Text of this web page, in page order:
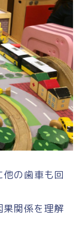
の歯車も回
果関係を理解